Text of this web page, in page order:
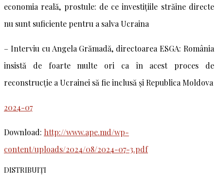
economia reală, prostule: de ce investițiile străine directe
nu sunt suficiente pentru a salva Ucraina
– Interviu cu Angela Grămadă, directoarea ESGA: România
insistă de foarte multe ori ca în acest proces de
reconstrucție a Ucrainei să fie inclusă și Republica Moldova
2024-07
Download: http://www.ape.md/wp-
content/uploads/2024/08/2024-07-3.pdf
DISTRIBUIȚI